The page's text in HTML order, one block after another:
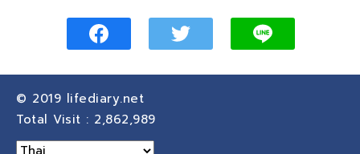
© 2019 lifediary.net
Total Visit : 2,862,989